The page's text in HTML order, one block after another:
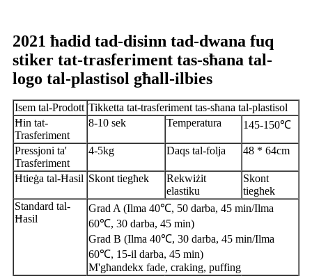
2021 ħadid tad-disinn tad-dwana fuq
stiker tat-trasferiment tas-sħana tal-
logo tal-plastisol għall-ilbies
Isem tal-Prodott Tikketta tat-trasferiment tas-sħana tal-plastisol
Ħin tat-
Trasferiment
8-10 sek Temperatura 145-150℃
Pressjoni ta'
Trasferiment
4-5kg Daqs tal-folja 48 * 64cm
Ħtieġa tal-Ħasil Skont tiegħek
Rekwiżit
elastiku
Skont
tiegħek
Standard tal-
Ħasil
Grad A (Ilma 40℃, 50 darba, 45 min/Ilma
60℃, 30 darba, 45 min)
Grad B (Ilma 40℃, 30 darba, 45 min/Ilma
60℃, 15-il darba, 45 min)
M'għandekx fade, craking, puffing